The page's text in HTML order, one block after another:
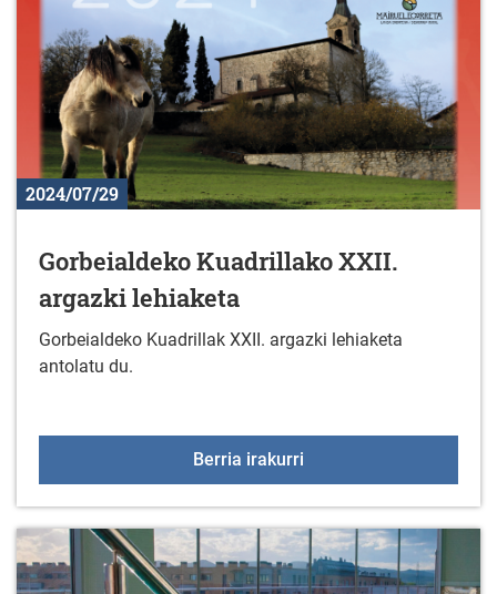
2024/07/29
Gorbeialdeko Kuadrillako XXII.
argazki lehiaketa
Gorbeialdeko Kuadrillak XXII. argazki lehiaketa
antolatu du.
Berria irakurri